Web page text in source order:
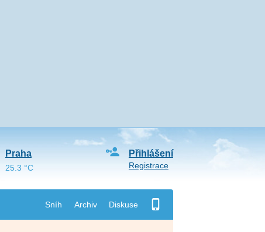
Sníh Archiv Diskuse
Přihlášení
Registrace
Praha
25.3 °C